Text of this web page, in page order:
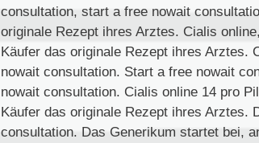
consultation, start a free nowait
originale Rezept ihres Arztes. Cialis
Käufer das originale Rezept ihres Arztes.
nowait consultation. Start a free nowait
nowait consultation. Cialis online 14 pro
Käufer das originale Rezept ihres Arztes.
consultation. Das Generikum startet bei,